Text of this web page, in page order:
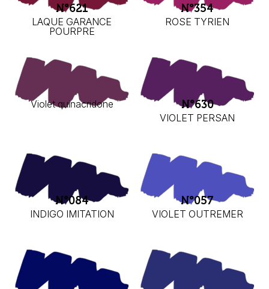
N°621
LAQUE GARANCE
POURPRE
N°354
ROSE TYRIEN
Violet quinacridone N°630
VIOLET PERSAN
N°084
INDIGO IMITATION
N°057
VIOLET OUTREMER